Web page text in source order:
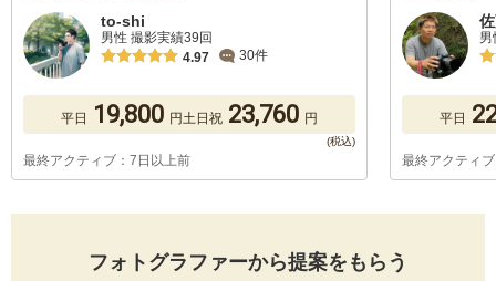
to-shi
男性 撮影実績39回
4.97
30件
平日 19,800 円土日祝 23,760 円
最終アクティブ：7日以上前
平日
最終アクティ
フォトグラファーから提案をもらう